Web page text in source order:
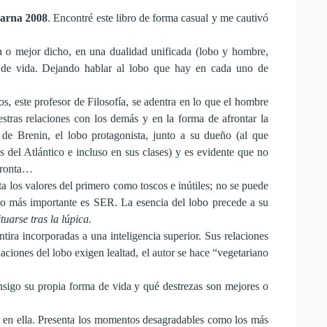
2008. Encontré este libro de forma casual y me cautivó
mejor dicho, en una dualidad unificada (lobo y hombre,
vida. Dejando hablar al lobo que hay en cada uno de
este profesor de Filosofía, se adentra en lo que el hombre
relaciones con los demás y en la forma de afrontar la
Brenin, el lobo protagonista, junto a su dueño (al que
del Atlántico e incluso en sus clases) y es evidente que no
valores del primero como toscos e inútiles; no se puede
importante es SER. La esencia del lobo precede a su
tras la lúpica.
incorporadas a una inteligencia superior. Sus relaciones
del lobo exigen lealtad, el autor se hace “vegetariano
su propia forma de vida y qué destrezas son mejores o
ella. Presenta los momentos desagradables como los más